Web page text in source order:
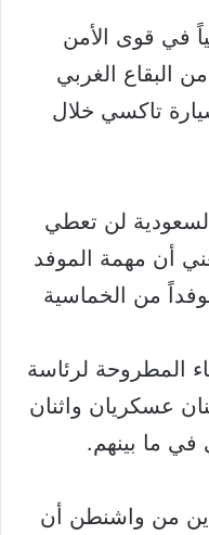
في قوى الأمن
البقاع الغربي
تاكسي خلال
لن تعطي
أن مهمة الموفد
من الخماسية
المطروحة لرئاسة
عسكريان واثنان
في ما بينهم.
من واشنطن أن